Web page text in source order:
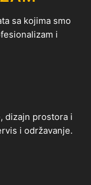
sa kojima smo
i
dizajn prostora i
i održavanje.